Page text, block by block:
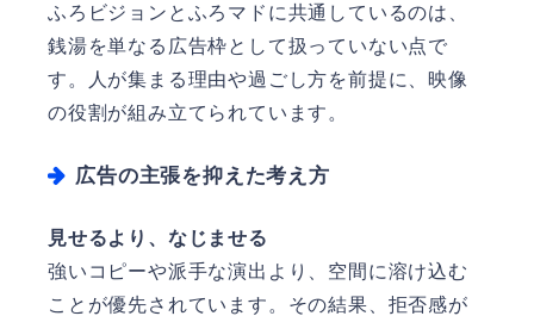
ふろビジョンとふろマドに共通しているのは、
銭湯を単なる広告枠として扱っていない点で
す。人が集まる理由や過ごし方を前提に、映像
の役割が組み立てられています。
広告の主張を抑えた考え方
見せるより、なじませる
強いコピーや派手な演出より、空間に溶け込む
ことが優先されています。その結果、拒否感が